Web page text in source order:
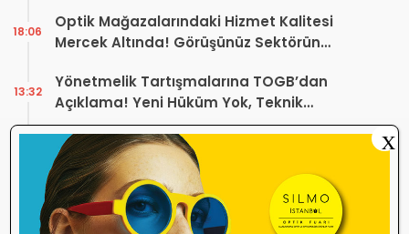
Optik Mağazalarındaki Hizmet Kalitesi
Mercek Altında! Görüşünüz Sektörün
18:06
Yönetmelik Tartışmalarına TOGB’dan
Açıklama! Yeni Hüküm Yok, Teknik
Düzenleme Var
13:32
Danıştay’dan TOGB’ye İki Kritik Karar!
Atilla Karip’in Açtığı Davalarda Yürütmeyi
Durdurma Kararı
Bir günde 150 bin kişi okudu! Optik sektörü
neden konuşuyor?
13:16
X